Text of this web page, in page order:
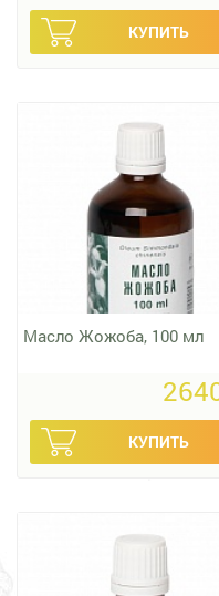
Масло Жожоба, 100 мл